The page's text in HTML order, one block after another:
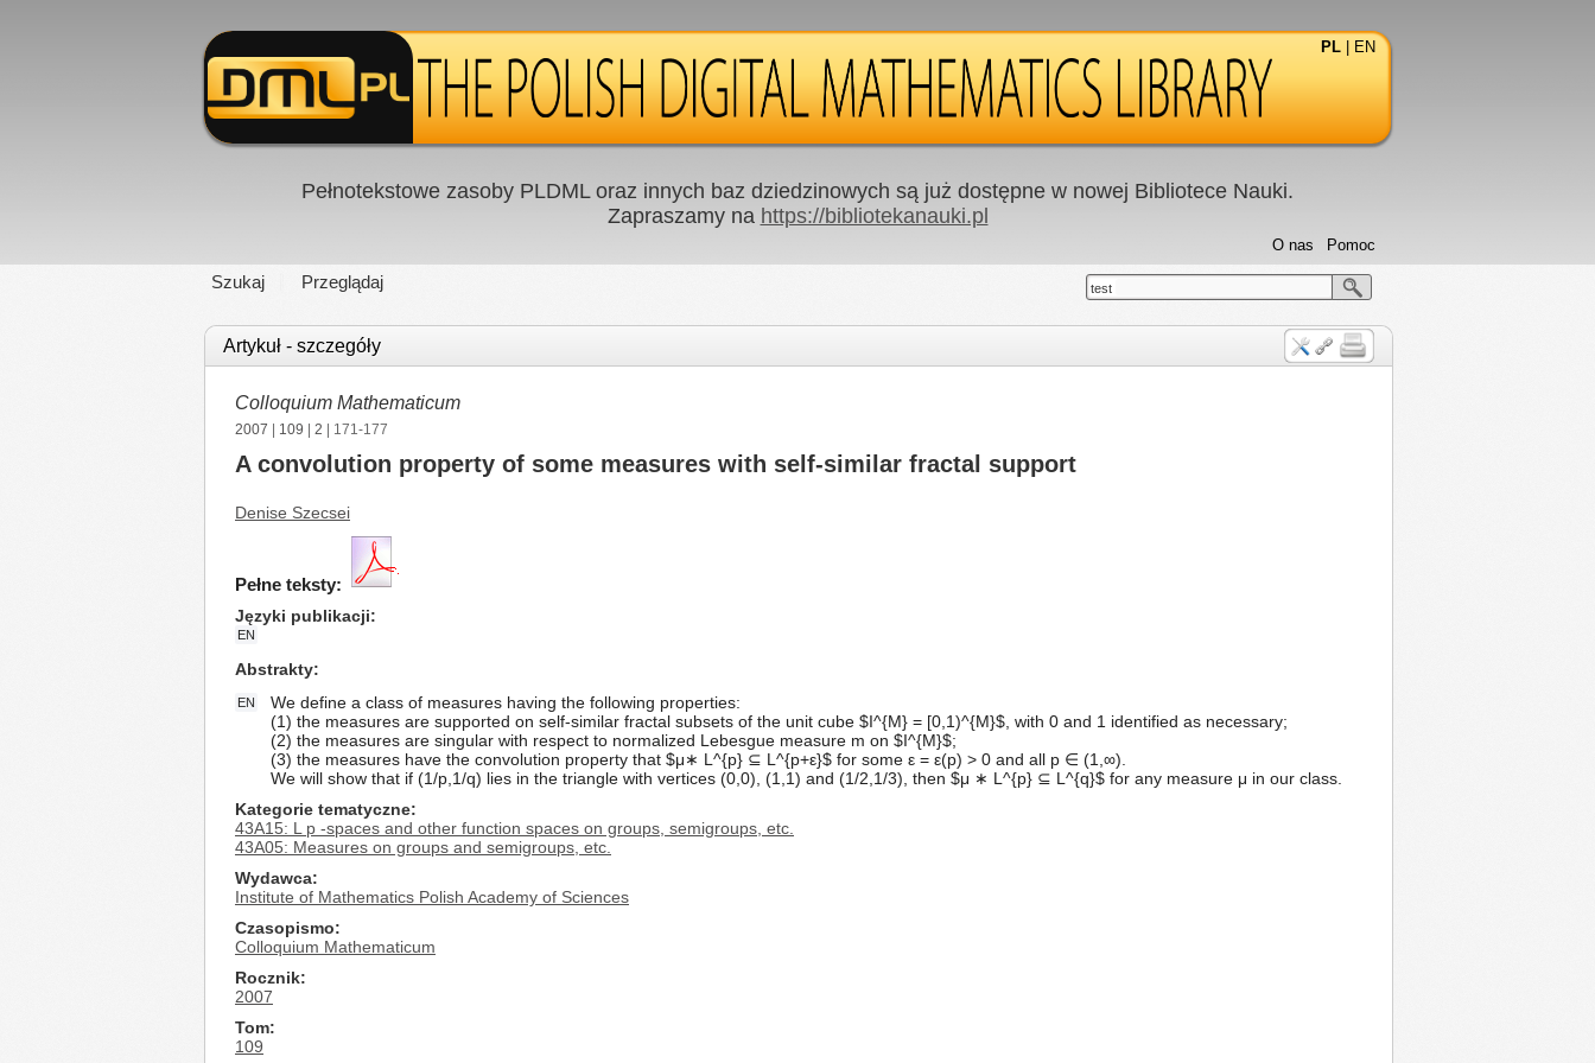
PL EN
Pełnotekstowe zasoby PLDML oraz innych baz dziedzinowych są już dostępne w nowej Bibliotece Nauki.
Zapraszamy na https://bibliotekanauki.pl
Szukaj Przeglądaj
Pomoc
O nas
test
Artykuł - szczegóły
Colloquium Mathematicum
2007 109 2 | 171-177
A convolution property of some measures with self-similar fractal support
Denise Szecsei
Pełne teksty:
Języki publikacji
EN
Abstrakty
EN
We define a class of measures having the following properties:
(1) the measures are supported on self-similar fractal subsets of the unit cube $I^{M} = [0,1)^{M}$, with 0 and 1 identified as necessary;
(2) the measures are singular with respect to normalized Lebesgue measure m on $I^{M}$;
(3) the measures have the convolution property that $μ∗ L^{p} ⊆ L^{p+ε}$ for some ε = ε(p) > 0 and all p ∈ (1,∞).
We will show that if (1/p,1/q) lies in the triangle with vertices (0,0), (1,1) and (1/2,1/3), then $μ ∗ L^{p} ⊆ L^{q}$ for any measure μ in our class.
Kategorie tematyczne
43A15: L p -spaces and other function spaces on groups, semigroups, etc.
43A05: Measures on groups and semigroups, etc.
Wydawca
Institute of Mathematics Polish Academy of Sciences
Czasopismo
Colloquium Mathematicum
Rocznik
2007
Tom
109